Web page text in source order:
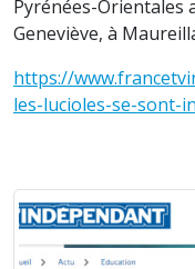
Pyrénées-Orientales
Geneviève, à
https://
les-lucioles-se-sont-